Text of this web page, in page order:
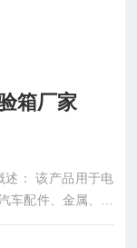
箱厂家
述： 该产品用于电
车配件、金属、化
业、 BGA 、 PCB